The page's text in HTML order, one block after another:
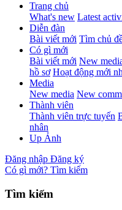
Trang chủ
What's new Latest
Diễn đàn
Bài viết mới Tìm chủ
Có gì mới
Bài viết mới New
hồ sơ Hoạt động mới
Media
New media New
Thành viên
Thành viên trực tuyến
nhân
Up Ảnh
Đăng nhập Đăng ký
Có gì mới? Tìm kiếm
Tìm kiếm